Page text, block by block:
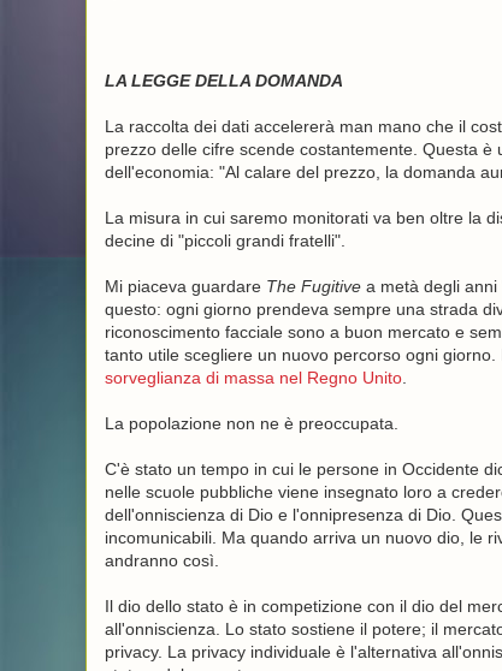
LA LEGGE DELLA DOMANDA
La raccolta dei dati accelererà man mano che il
prezzo delle cifre scende costantemente. Questa
dell'economia: "Al calare del prezzo, la domanda
La misura in cui saremo monitorati va ben oltre la
decine di "piccoli grandi fratelli".
Mi piaceva guardare The Fugitivea metà degli anni
questo: ogni giorno prendeva sempre una strada
riconoscimento facciale sono a buon mercato e
tanto utile scegliere un nuovo percorso ogni
sorveglianza di massa nel Regno Unito.
La popolazione non ne è preoccupata.
C'è stato un tempo in cui le persone in Occidente
nelle scuole pubbliche viene insegnato loro a
dell'onniscienza di Dio e l'onnipresenza di Dio.
incomunicabili. Ma quando arriva un nuovo dio, le
andranno così.
Il dio dello stato è in competizione con il dio del
all'onniscienza. Lo stato sostiene il potere; il
privacy. La privacy individuale è l'alternativa